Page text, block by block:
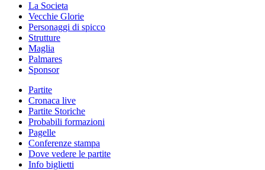
La Societa
Vecchie Glorie
Personaggi di spicco
Strutture
Maglia
Palmares
Sponsor
Partite
Cronaca live
Partite Storiche
Probabili formazioni
Pagelle
Conferenze stampa
Dove vedere le partite
Info biglietti